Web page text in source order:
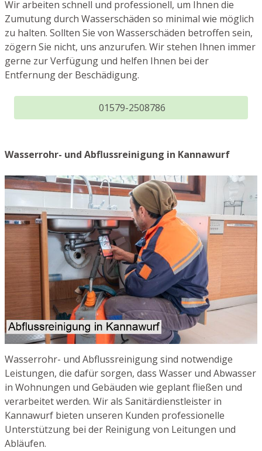
Wir arbeiten schnell und professionell, um Ihnen die
Zumutung durch Wasserschäden so minimal wie möglich
zu halten. Sollten Sie von Wasserschäden betroffen sein,
zögern Sie nicht, uns anzurufen. Wir stehen Ihnen immer
gerne zur Verfügung und helfen Ihnen bei der
Entfernung der Beschädigung.
01579-2508786
Wasserrohr- und Abflussreinigung in Kannawurf
Wasserrohr- und Abflussreinigung sind notwendige
Leistungen, die dafür sorgen, dass Wasser und Abwasser
in Wohnungen und Gebäuden wie geplant fließen und
verarbeitet werden. Wir als Sanitärdienstleister in
Kannawurf bieten unseren Kunden professionelle
Unterstützung bei der Reinigung von Leitungen und
Abläufen.